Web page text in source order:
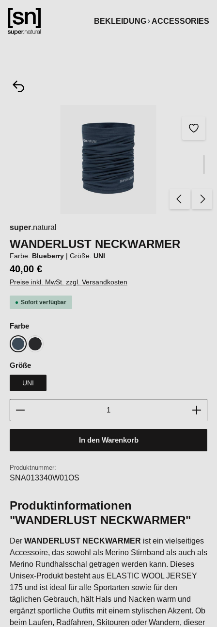
springen
BEKLEIDUNG
ACCESSORIES
super.natural
WANDERLUST NECKWARMER
Farbe: Blueberry | Größe: UNI
40,00 €
Preise inkl. MwSt. zzgl. Versandkosten
Sofort verfügbar
Farbeauswählen
BlueberryJet Black
Größeauswählen
UNI
Produkt Anzahl: Gib den gewünschten Wert ein
In den Warenkorb
Produktnummer:
SNA013340W01OS
Produktinformationen
"WANDERLUST NECKWARMER"
Der WANDERLUST NECKWARMER ist ein vielseitiges
Accessoire, das sowohl als Merino Stirnband als auch als
Merino Rundhalsschal getragen werden kann. Dieses
Unisex-Produkt besteht aus ELASTIC WOOL JERSEY
175 und ist ideal für alle Sportarten sowie für den
täglichen Gebrauch, hält Hals und Nacken warm und
ergänzt sportliche Outfits mit einem stylischen Akzent. Ob
beim Laufen, Radfahren, Skitouren oder Wandern, dieser